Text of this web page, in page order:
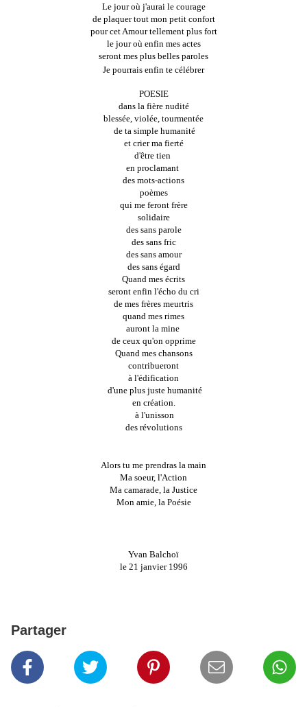
Le jour où j'aurai le courage
de plaquer tout mon petit confort
pour cet Amour tellement plus fort
le jour où enfin mes actes
seront mes plus belles paroles
Je pourrais enfin te célébrer
POESIE
dans la fière nudité
blessée, violée, tourmentée
de ta simple humanité
et crier ma fierté
d'être tien
en proclamant
des mots-actions
poèmes
qui me feront frère
solidaire
des sans parole
des sans fric
des sans amour
des sans égard
Quand mes écrits
seront enfin l'écho du cri
de mes frères meurtris
quand mes rimes
auront la mine
de ceux qu'on opprime
Quand mes chansons
contribueront
à l'édification
d'une plus juste humanité
en création.
à l'unisson
des révolutions
Alors tu me prendras la main
Ma soeur, l'Action
Ma camarade, la Justice
Mon amie, la Poésie
Yvan Balchoï
le 21 janvier 1996
Partager